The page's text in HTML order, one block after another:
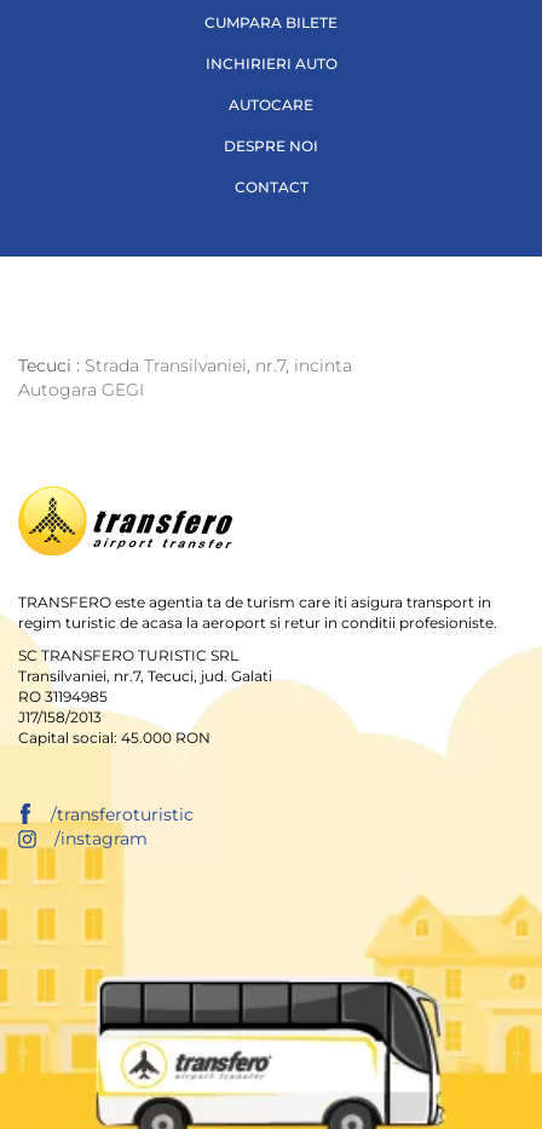
CUMPARA BILETE
INCHIRIERI AUTO
AUTOCARE
DESPRE NOI
CONTACT
Tecuci : Strada Transilvaniei, nr.7, incinta
Autogara GEGI
TRANSFERO este agentia ta de turism care iti asigura transport in
regim turistic de acasa la aeroport si retur in conditii profesioniste.
SC TRANSFERO TURISTIC SRL
Transilvaniei, nr.7, Tecuci, jud. Galati
RO 31194985
J17/158/2013
Capital social: 45.000 RON
/transferoturistic
/instagram